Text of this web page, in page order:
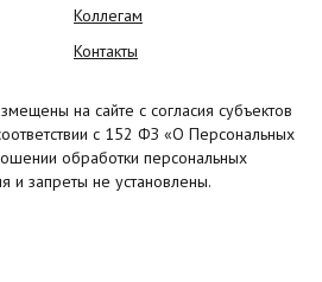
Коллегам
Контакты
на сайте с согласия субъектов
с 152 ФЗ «О Персональных
обработки персональных
и запреты не установлены.